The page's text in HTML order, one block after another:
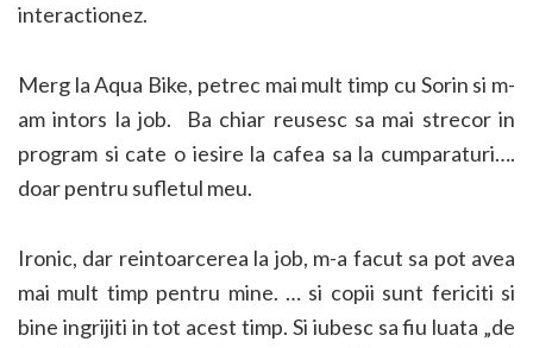
interactionez.
Merg la Aqua Bike, petrec mai mult timp cu Sorin si m-
am intors la job. Ba chiar reusesc sa mai strecor in
program si cate o iesire la cafea sa la cumparaturi….
doar pentru sufletul meu.
Ironic, dar reintoarcerea la job, m-a facut sa pot avea
mai mult timp pentru mine. … si copii sunt fericiti si
bine ingrijiti in tot acest timp. Si iubesc sa fiu luata „de